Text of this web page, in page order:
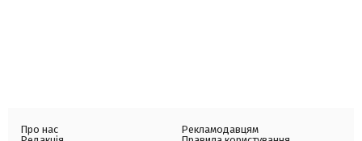
Про нас
Рекламодавцям